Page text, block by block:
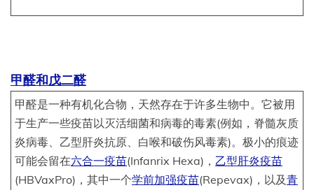
甲醛和戊二醛
甲醛是一种有机化合物，天然存在于许多生物中。它被用
于生产一些疫苗以灭活细菌和病毒的毒素(例如，脊髓灰质
炎病毒、乙型肝炎抗原、白喉和破伤风毒素)。极小的痕迹
可能会留在六合一疫苗(Infanrix Hexa)， 乙型肝炎疫苗
(HBVaxPro)，其中一个学前加强疫苗(Repevax)，以及青